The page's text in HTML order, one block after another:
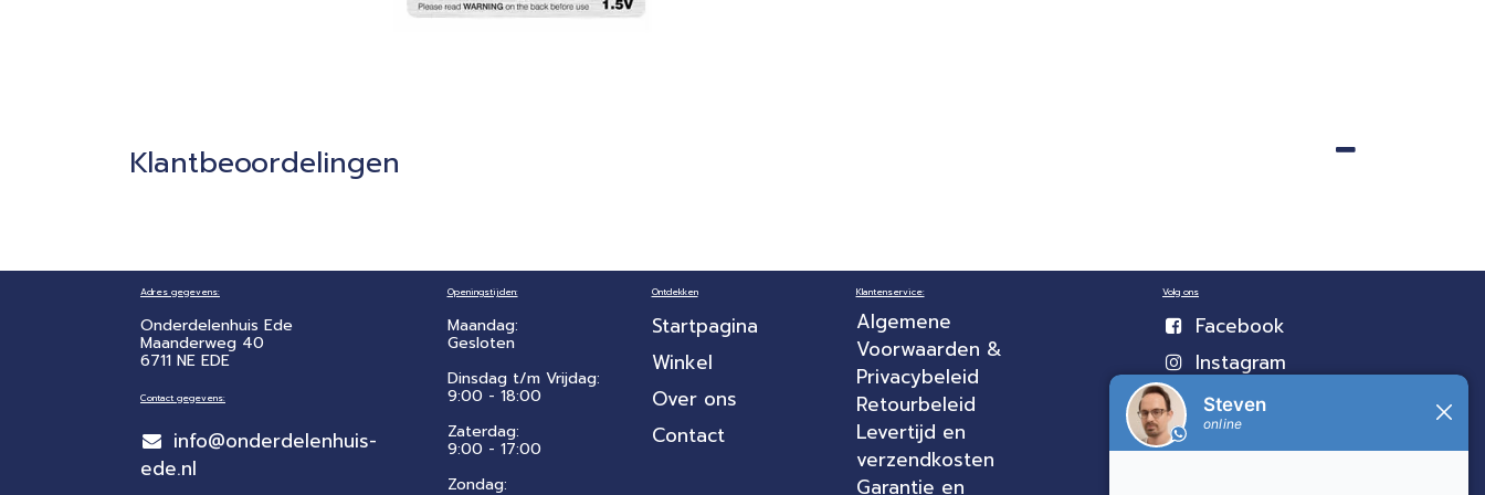
Klantbeoordelingen
Adres gegevens:
Onderdelenhuis Ede
Maanderweg 40
6711 NE EDE
Contact gegevens:
info@onderdelenhuis-
ede.nl
Openingstijden:
Maandag:
Gesloten
Dinsdag t/m Vrijdag:
9:00 - 18:00
Zaterdag:
​9:00 - 17:00
Zondag:
Ontdekken
Startpagina
Winkel
Over ons
Contact
Klantenservice:
Algemene
Voorwaarden &
Privacybeleid
Retourbeleid
Levertijd en
verzendkosten
Garantie en
Volg ons
Facebook
Instagram